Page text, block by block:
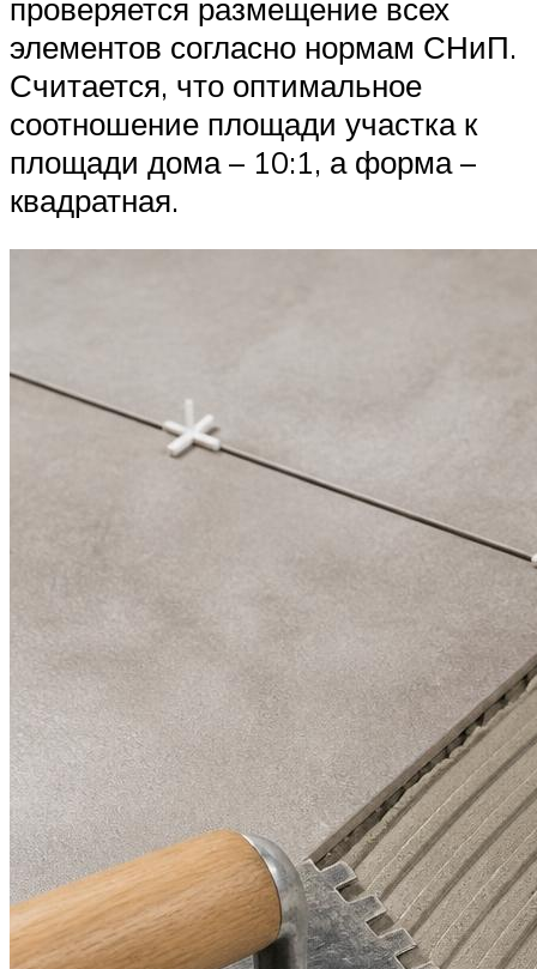
проверяется размещение всех
элементов согласно нормам СНиП.
Считается, что оптимальное
соотношение площади участка к
площади дома – 10:1, а форма –
квадратная.